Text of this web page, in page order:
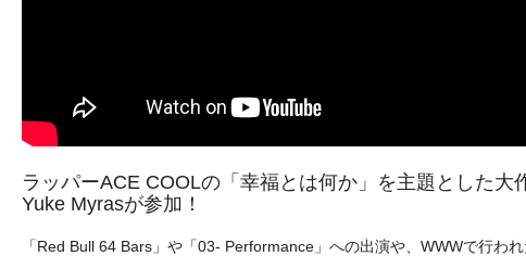
ラッパーACE COOLの「幸福とは何か」を主題とした
Yuke Myrasが参加！
「Red Bull 64 Bars」や「03- Performance」への出演や、WWWで行